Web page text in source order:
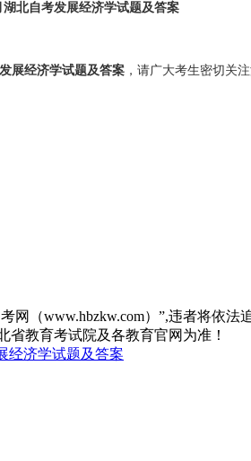
湖北自考发展经济学试题及答案
展经济学试题及答案 ，请广大考生密切关
（www.hbzkw.com）”,违者将依法
教育考试院及各教育官网为准！
经济学试题及答案